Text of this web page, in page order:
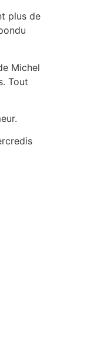
plus de
Michel
Tout